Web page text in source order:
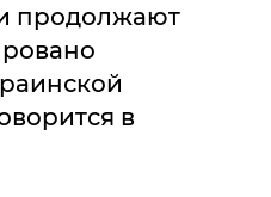
продолжают
в